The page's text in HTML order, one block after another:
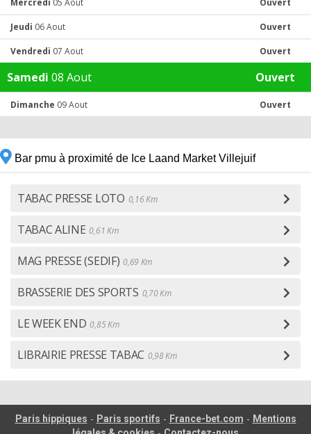
Mercredi 05 Aout Ouvert
Jeudi 06 Aout Ouvert
Vendredi 07 Aout Ouvert
Samedi 08 Aout Ouvert
Dimanche 09 Aout Ouvert
Bar pmu à proximité de Ice Laand Market Villejuif
TABAC PRESSE LOTO 0,16 Km
TABAC ALINE 0,61 Km
MAG PRESSE (SEDIF) 0,69 Km
BRASSERIE DES SPORTS 0,70 Km
LE WEEK END 0,85 Km
LIBRAIRIE PRESSE TABAC 0,98 Km
Paris hippiques - Paris sportifs - France-bet.com - Mentions